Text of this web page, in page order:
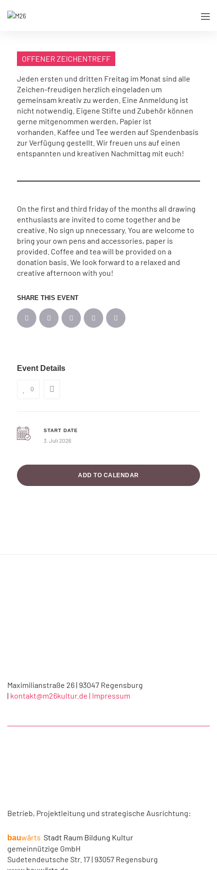
OFFENER ZEICHENTREFF
Jeden ersten und dritten Freitag im Monat sind alle
Zeichen-freudigen herzlich eingeladen um
gemeinsam kreativ zu werden. Eine Anmeldung ist
nicht notwendig. Eigene Stifte und Zubehör können
gerne mitgenommen werden, Papier ist
vorhanden. Kaffee und Tee werden auf Spendenbasis
zur Verfügung gestellt. Wir freuen uns auf einen
entspannten und kreativen Nachmittag mit euch!
On the first and third friday of the months all drawing
enthusiasts are invited to come together and be
creative. No sign up nnecessary. You are welcome to
bring your own pens and accessories, paper is
provided. Coffee and tea will be provided on a
donation basis. We look forward to a relaxed and
creative afternoon with you!
SHARE THIS EVENT
Event Details
0
START DATE
3. Juli 2026
ADD TO CALENDAR
Maximilianstraße 26 | 93047 Regensburg
| kontakt@m26kultur.de | Impressum
Betrieb, Projektleitung und strategische Ausrichtung:
bauwärts Stadt Raum Bildung Kultur
gemeinnützige GmbH
Sudetendeutsche Str. 17 | 93057 Regensburg